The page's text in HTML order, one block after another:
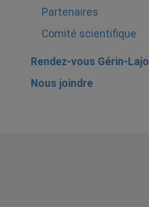
Partenaires
Comité scientifique
Rendez-vous Gérin-
Nous joindre